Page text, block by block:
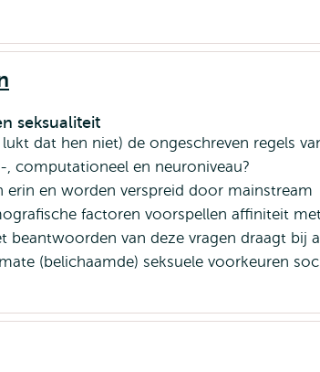
seksualiteit
dat hen niet) de ongeschreven regels
computationeel en neuroniveau?
erin en worden verspreid door mainstream
factoren voorspellen affiniteit
beantwoorden van deze vragen draagt bij
(belichaamde) seksuele voorkeuren